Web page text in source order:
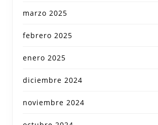
marzo 2025
febrero 2025
enero 2025
diciembre 2024
noviembre 2024